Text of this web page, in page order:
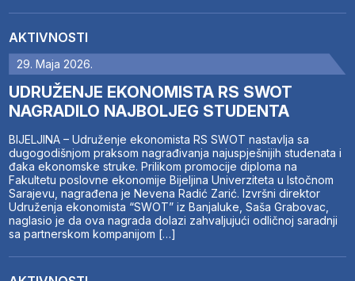
AKTIVNOSTI
29. Maja 2026.
UDRUŽENJE EKONOMISTA RS SWOT
NAGRADILO NAJBOLJEG STUDENTA
BIJELJINA – Udruženje ekonomista RS SWOT nastavlja sa
dugogodišnjom praksom nagrađivanja najuspješnijih studenata i
đaka ekonomske struke. Prilikom promocije diploma na
Fakultetu poslovne ekonomije Bijeljina Univerziteta u Istočnom
Sarajevu, nagrađena je Nevena Radić Zarić. Izvršni direktor
Udruženja ekonomista “SWOT” iz Banjaluke, Saša Grabovac,
naglasio je da ova nagrada dolazi zahvaljujući odličnoj saradnji
sa partnerskom kompanijom […]